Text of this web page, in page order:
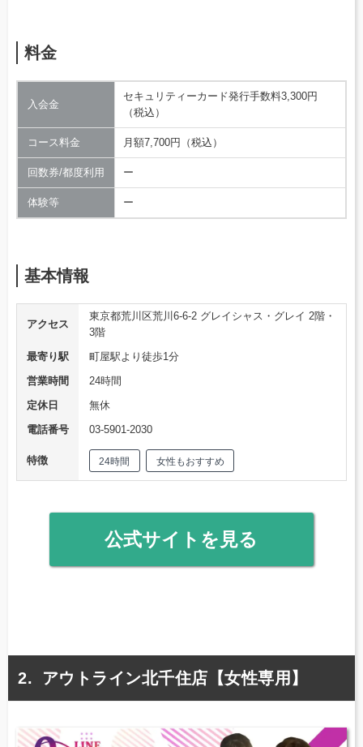
料金
入会金
セキュリティーカード発行手数料3,300円
（税込）
コース料金 月額7,700円（税込）
回数券/都度利用 ー
体験等 ー
基本情報
アクセス
東京都荒川区荒川6-6-2 グレイシャス・グレイ 2階・
3階
最寄り駅
町屋駅より徒歩1分
営業時間
24時間
定休日
無休
電話番号
03-5901-2030
特徴 24時間 女性もおすすめ
公式サイトを見る
アウトライン北千住店【女性専用】